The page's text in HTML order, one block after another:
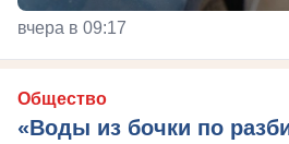
вчера в 09:17
Общество
«Воды из бочки по